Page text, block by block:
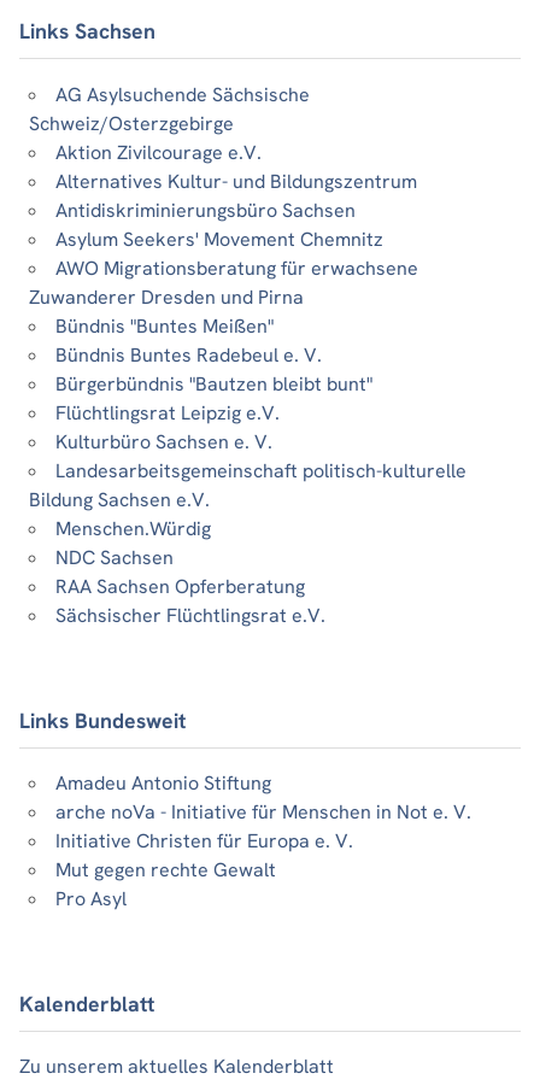
Links Sachsen
AG Asylsuchende Sächsische
Schweiz/Osterzgebirge
Aktion Zivilcourage e.V.
Alternatives Kultur- und Bildungszentrum
Antidiskriminierungsbüro Sachsen
Asylum Seekers' Movement Chemnitz
AWO Migrationsberatung für erwachsene
Zuwanderer Dresden und Pirna
Bündnis "Buntes Meißen"
Bündnis Buntes Radebeul e. V.
Bürgerbündnis "Bautzen bleibt bunt"
Flüchtlingsrat Leipzig e.V.
Kulturbüro Sachsen e. V.
Landesarbeitsgemeinschaft politisch-kulturelle
Bildung Sachsen e.V.
Menschen.Würdig
NDC Sachsen
RAA Sachsen Opferberatung
Sächsischer Flüchtlingsrat e.V.
Links Bundesweit
Amadeu Antonio Stiftung
arche noVa - Initiative für Menschen in Not e. V.
Initiative Christen für Europa e. V.
Mut gegen rechte Gewalt
Pro Asyl
Kalenderblatt
Zu unserem aktuelles Kalenderblatt